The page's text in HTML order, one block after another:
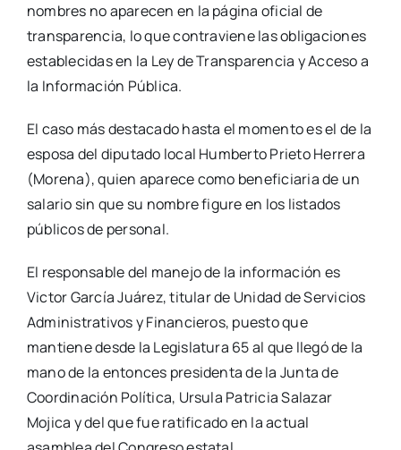
nombres no aparecen en la página oficial de
transparencia, lo que contraviene las obligaciones
establecidas en la Ley de Transparencia y Acceso a
la Información Pública.
El caso más destacado hasta el momento es el de la
esposa del diputado local Humberto Prieto Herrera
(Morena), quien aparece como beneficiaria de un
salario sin que su nombre figure en los listados
públicos de personal.
El responsable del manejo de la información es
Victor García Juárez, titular de Unidad de Servicios
Administrativos y Financieros, puesto que
mantiene desde la Legislatura 65 al que llegó de la
mano de la entonces presidenta de la Junta de
Coordinación Política, Ursula Patricia Salazar
Mojica y del que fue ratificado en la actual